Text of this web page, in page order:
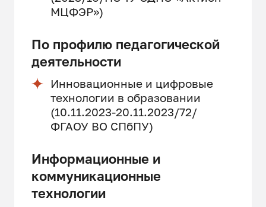
МЦФЭР»)
По профилю педагогической
деятельности
Инновационные и цифровые
технологии в образовании
(10.11.2023-20.11.2023/72/
ФГАОУ ВО СПбПУ)
Информационные и
коммуникационные
технологии